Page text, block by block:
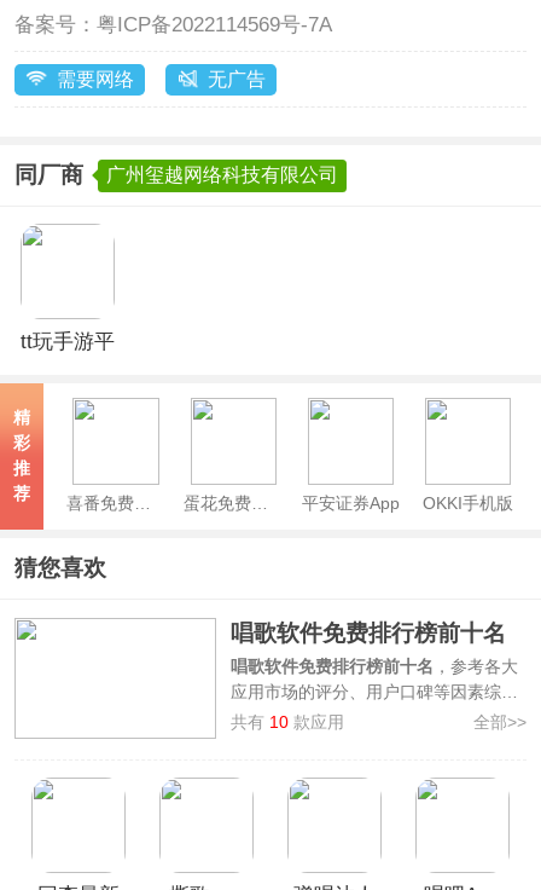
备案号： 粤ICP备2022114569号-7A
需要网络 无广告
同厂商 广州玺越网络科技有限公司
tt玩手游平
版
精
彩
推
荐
喜番免费短剧APP 蛋花免费小说App 平安证券App OKKI手机版
猜您喜欢
唱歌软件免费排行榜前十名
唱歌软件免费排行榜前十名 ，参考各大
应用市场的评分、用户口碑等因素综合
整理制作而来，其中有
全民k歌、酷狗
软件上榜。这些软件不仅歌曲资源丰
者，与其一起交流唱歌的技巧，从而提
共有 10 款应用 全部>>